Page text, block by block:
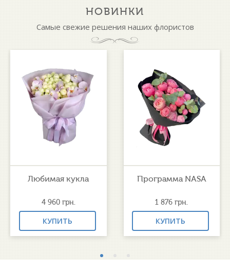
НОВИНКИ
Самые свежие решения наших флористов
Любимая кукла
4 960 грн.
КУПИТЬ
Программа NASA
1 876грн.
КУПИТЬ